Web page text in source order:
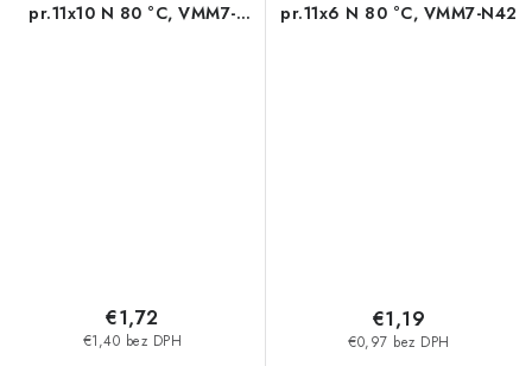
pr.11x10 N 80 °C, VMM7-
€1,40 bez DPH
€1,72
pr.11x6 N 80 °C, VMM7-N42
€0,97 bez DPH
€1,19